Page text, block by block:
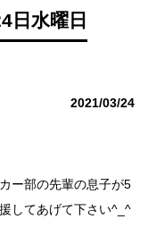
日水曜日
2021/03/24
ー部の先輩の息子が5
してあげて下さい^_^